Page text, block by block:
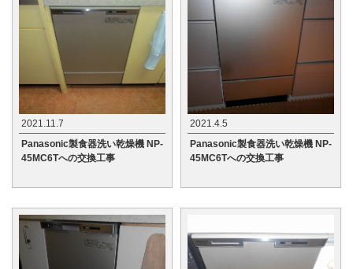
2021.11.7
Panasonic製食器洗い乾燥機 NP-
45MC6Tへの交換工事
2021.4.5
Panasonic製食器洗い乾燥機 NP-
45MC6Tへの交換工事